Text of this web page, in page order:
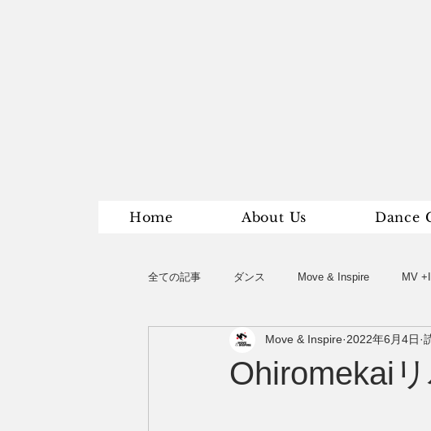
Home About Us Dance
全ての記事 ダンス Move & Inspire MV +I
Ohiromekai
Move & Inspire 2022年6月4日